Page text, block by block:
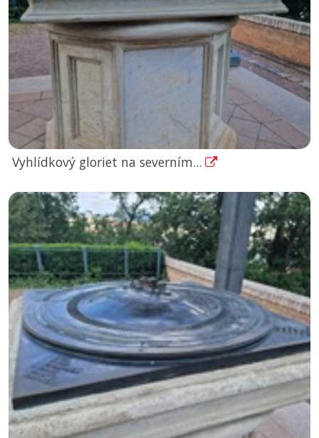
Vyhlídkový gloriet na severním...